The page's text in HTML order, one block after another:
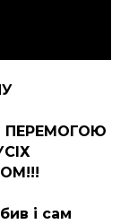
ПЕРЕМОГОЮ
і сам